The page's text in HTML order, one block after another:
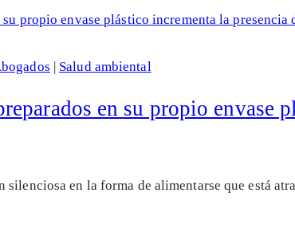
Salud ambiental
en su propio
en la forma de alimentarse que está